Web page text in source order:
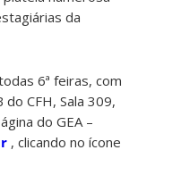
da
6ª feiras, com
CFH, Sala 309,
do GEA –
, clicando no ícone